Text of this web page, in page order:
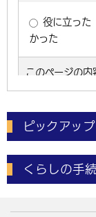
ピックアップ
電子申請
体育施設予約状
くらしの手